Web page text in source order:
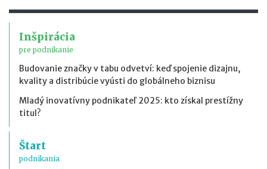
Inšpirácia
pre podnikanie
Budovanie značky v tabu odvetví: keď spojenie dizajnu,
kvality a distribúcie vyústi do globálneho biznisu
Mladý inovatívny podnikateľ 2025: kto získal prestížny
titul?
Štart
podnikania